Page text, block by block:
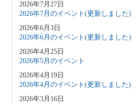
2026年7月27日
2026年7月のイベント(更新しました)
2026年6月3日
2026年6月のイベント(更新しました)
2026年4月25日
2026年5月のイベント
2026年4月19日
2026年4月のイベント(更新しました)
2026年3月16日